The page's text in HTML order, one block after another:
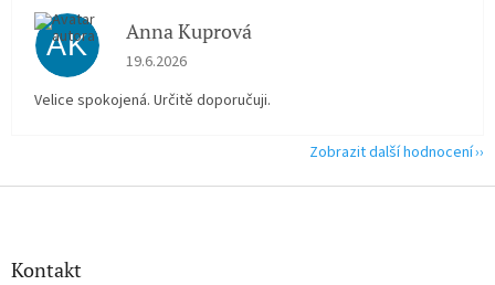
AK Anna Kuprová
Hodnocení obchodu je 5 z 5 hvězdiček.
19.6.2026
Velice spokojená. Určitě doporučuji.
Zobrazit další hodnocení
Z
Kontakt